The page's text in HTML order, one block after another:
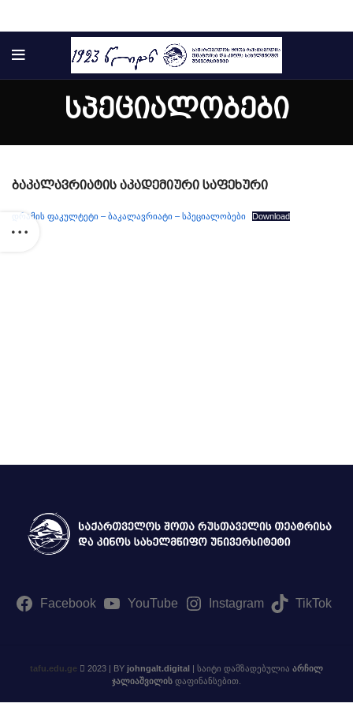
სპეციალობები
ბაკალავრიატის აკადემიური საფეხური
დრამის ფაკულტეტი – ბაკალავრიატი – სპეციალობები Download
Facebook YouTube Instagram TikTok
tafu.edu.ge 2023 | BY johngalt.digital | საიტი დამზადებულია არჩილ
ჯალიაშვილის დაფინანსებით.